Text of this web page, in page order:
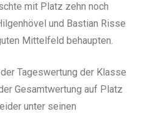
mit Platz zehn noch
und Bastian Risse
Mittelfeld behaupten.
Tageswertung der Klasse
Gesamtwertung auf Platz
unter seinen